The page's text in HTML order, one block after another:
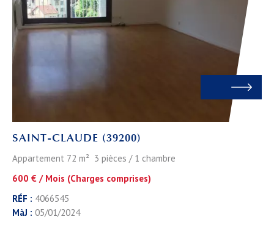
SAINT-CLAUDE (39200)
Appartement 72 m² 3 pièces / 1 chambre
600 € / Mois (Charges comprises)
RÉF : 4066545
MàJ : 05/01/2024